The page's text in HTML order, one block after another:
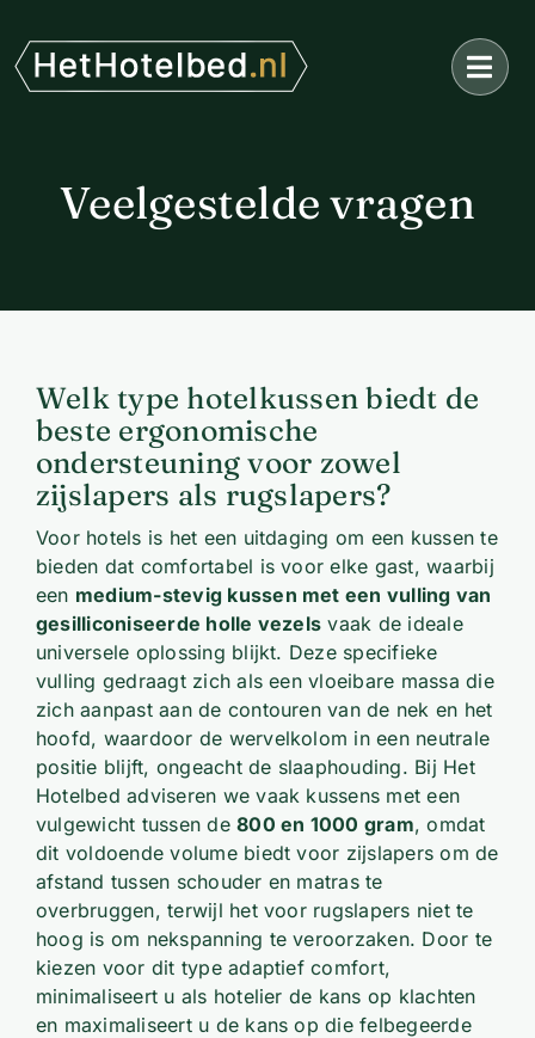
naar
inhoud
Veelgestelde vragen
Welk type hotelkussen biedt de
beste ergonomische
ondersteuning voor zowel
zijslapers als rugslapers?
Voor hotels is het een uitdaging om een kussen te
bieden dat comfortabel is voor elke gast, waarbij
een medium-stevig kussen met een vulling van
gesilliconiseerde holle vezels vaak de ideale
universele oplossing blijkt. Deze specifieke
vulling gedraagt zich als een vloeibare massa die
zich aanpast aan de contouren van de nek en het
hoofd, waardoor de wervelkolom in een neutrale
positie blijft, ongeacht de slaaphouding. Bij Het
Hotelbed adviseren we vaak kussens met een
vulgewicht tussen de800 en 1000 gram, omdat
dit voldoende volume biedt voor zijslapers om de
afstand tussen schouder en matras te
overbruggen, terwijl het voor rugslapers niet te
hoog is om nekspanning te veroorzaken. Door te
kiezen voor dit type adaptief comfort,
minimaliseert u als hotelier de kans op klachten
en maximaliseert u de kans op die felbegeerde